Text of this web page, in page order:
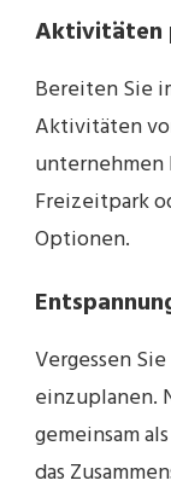
Aktivitäten
Bereiten Sie
Aktivitäten
unternehmen
Freizeitpark
Optionen.
Vergessen
einzuplanen.
gemeinsam
das